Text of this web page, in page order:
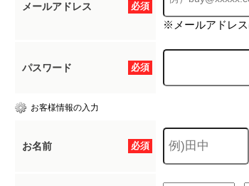
必須
メールアドレス
※メールアドレス
必須
パスワード
お客様情報の入力
必須
お名前